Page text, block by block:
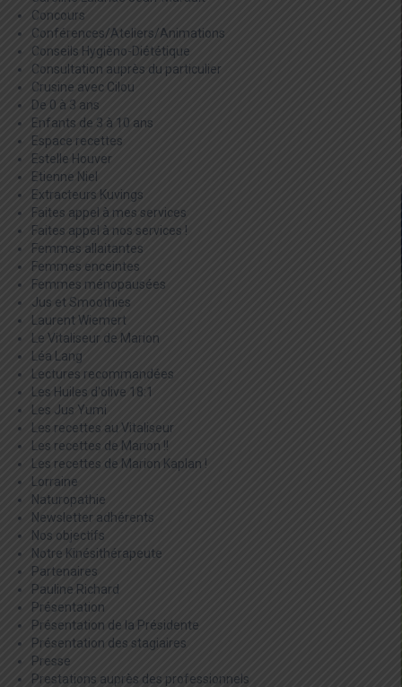
Concours
Conférences/Ateliers/Animations
Conseils Hygièno-Diététique
Consultation auprès du particulier
Crusine avec Cilou
De 0 à 3 ans
Enfants de 3 à 10 ans
Espace recettes
Estelle Houver
Etienne Niel
Extracteurs Kuvings
Faites appel à mes services
Faites appel à nos services !
Femmes allaitantes
Femmes enceintes
Femmes ménopausées
Jus et Smoothies
Laurent Wiemert
Le Vitaliseur de Marion
Léa Lang
Lectures recommandées
Les Huiles d'olive 18:1
Les Jus Yumi
Les recettes au Vitaliseur
Les recettes de Marion !!
Les recettes de Marion Kaplan !
Lorraine
Naturopathie
Newsletter adhérents
Nos objectifs
Notre Kinésithérapeute
Partenaires
Pauline Richard
Présentation
Présentation de la Présidente
Présentation des stagiaires
Presse
Prestations auprès des professionnels